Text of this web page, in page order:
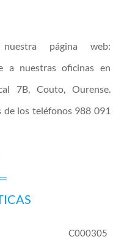
página web:
a nuestras oficinas en
7B, Couto, Ourense.
de los teléfonos 988 091
C000305